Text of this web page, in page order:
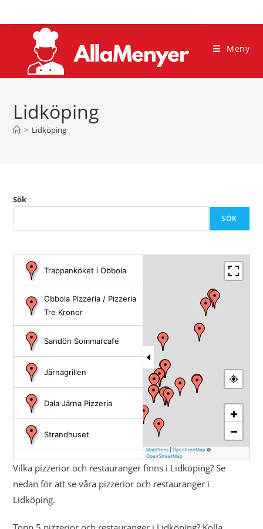
till
innehållet
Meny
Lidköping
> Lidköping
Sök
SÖK
Trappanköket i Obbola
Obbola Pizzeria / Pizzeria
Tre Kronor
Sandön Sommarcafé
Järnagrillen
Dala Järna Pizzeria
Strandhuset
Byakrogen Restaurang &
NAPOLI pizzeria o
+
−
MapPress OpenFreeMap ©
OpenStreetMap
Vilka pizzerior och restauranger finns i Lidköping? Se
nedan för att se våra pizzerior och restauranger i
Lidköping.